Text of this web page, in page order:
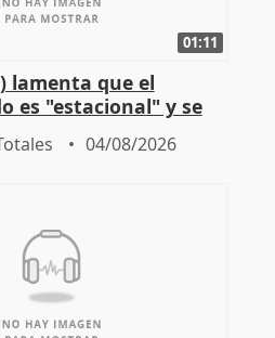
01:11
lamenta que el
es "estacional" y se
el verano
04/08/2026